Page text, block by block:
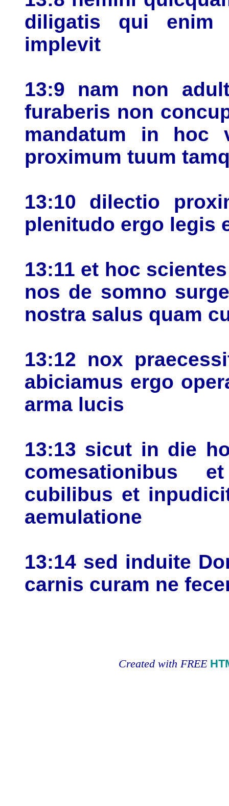
diligatis qui enim
implevit
13:9 nam non
furaberis non
mandatum in hoc
proximum tuum
13:10 dilectio
plenitudo ergo legis
13:11 et hoc
nos de somno
nostra salus quam
13:12 nox
abiciamus ergo
arma lucis
13:13 sicut in die
comesationibus
cubilibus et
aemulatione
13:14 sed induite
carnis curam ne
Created with FREE